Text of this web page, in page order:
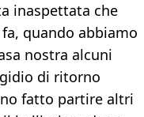
inaspettata che
quando abbiamo
nostra alcuni
di ritorno
fatto partire altri